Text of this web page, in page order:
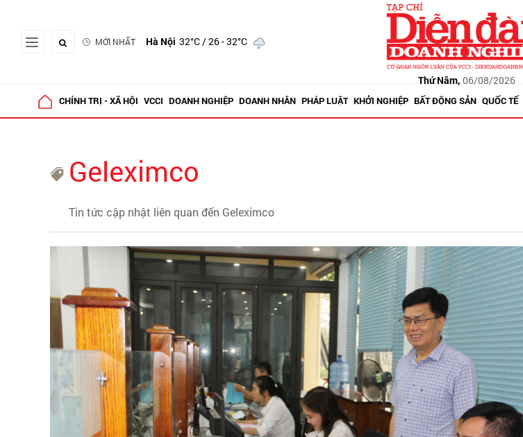
MỚI NHẤT Hà Nội 32°C/ 26 - 32°C
Thứ Năm, 06/08/2026
CHÍNH TRỊ - XÃ HỘI VCCI DOANH NGHIỆP DOANH NHÂN PHÁP LUẬT KHỞI NGHIỆP BẤT ĐỘNG SẢN QUỐC TẾ
Geleximco
Tin tức cập nhật liên quan đến Geleximco